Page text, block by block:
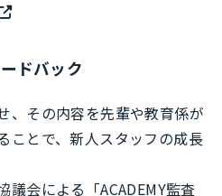
ドバック
、その内容を先輩や教育係が
ことで、新人スタッフの成長
会による「ACADEMY監査